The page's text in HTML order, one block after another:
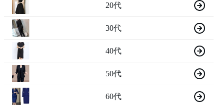
20代
30代
40代
50代
60代